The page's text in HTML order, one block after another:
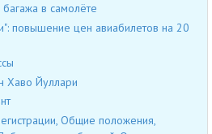
в самолёте
повышение цен авиабилетов на 20
Хаво Йуллари
Общие положения,